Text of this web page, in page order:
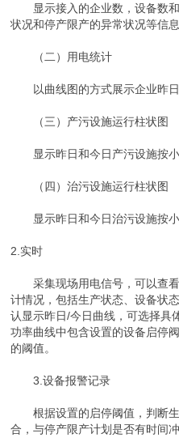
显示接入的企业数，设备数和
状况和停产限产的异常状况等信息
（二）用电统计
以曲线图的方式展示企业昨日
（三）产污设施运行柱状图
显示昨日和今日产污设施按小
（四）治污设施运行柱状图
显示昨日和今日治污设施按小
2.实时
采集现场用电信号，可以查看
计情况，包括生产状态、设备状
认显示昨日/今日曲线，可选择具
功率曲线中包含设置的设备启停
的阈值。
3.设备报警记录
根据设置的启停阈值，判断生
合，与停产限产计划是否有时间冲